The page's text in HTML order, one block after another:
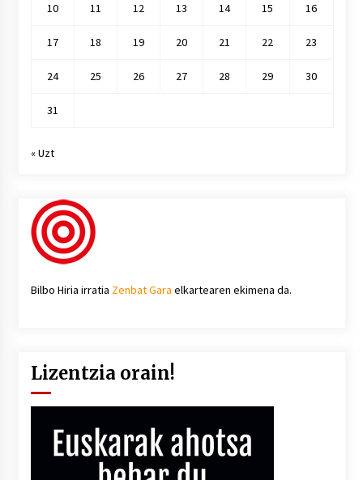
10 11 12 13 14 15 16
17 18 19 20 21 22 23
24 25 26 27 28 29 30
31
« Uzt
Bilbo Hiria irratia Zenbat Gara elkartearen ekimena da.
Lizentzia orain!